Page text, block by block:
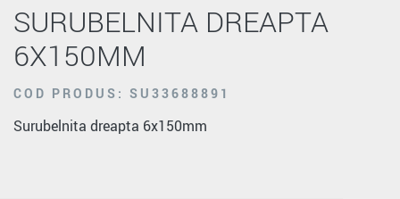
SURUBELNITA DREAPTA
6X150MM
COD PRODUS: SU33688891
Surubelnita dreapta 6x150mm